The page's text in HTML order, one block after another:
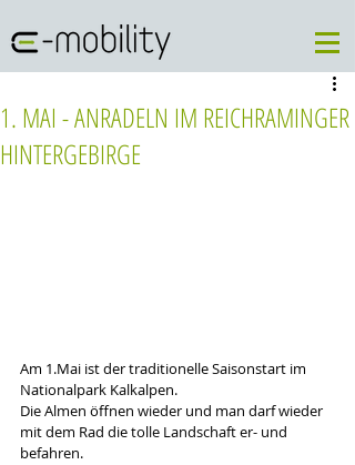
1. MAI - ANRADELN IM REICHRAMINGER
HINTERGEBIRGE
Am 1.Mai ist der traditionelle Saisonstart im
Nationalpark Kalkalpen.
Die Almen öffnen wieder und man darf wieder
mit dem Rad die tolle Landschaft er- und
befahren.